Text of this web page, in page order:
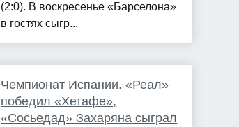
(2:0). В воскресенье «Барселона»
в гостях сыгр...
Чемпионат Испании. «Реал»
победил «Хетафе»,
«Сосьедад» Захаряна сыграл